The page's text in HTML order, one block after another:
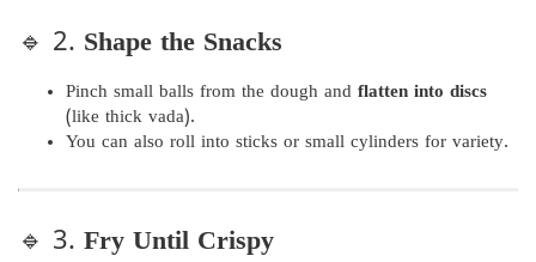
🔹 2. Shape the Snacks
Pinch small balls from the dough and flatten into discs
(like thick vada).
You can also roll into sticks or small cylinders for variety.
🔹 3. Fry Until Crispy